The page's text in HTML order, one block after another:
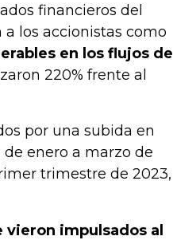
financieros del
los accionistas como
en los flujos de
220% frente al
por una subida en
enero a marzo de
trimestre de 2023,
vieron impulsados al